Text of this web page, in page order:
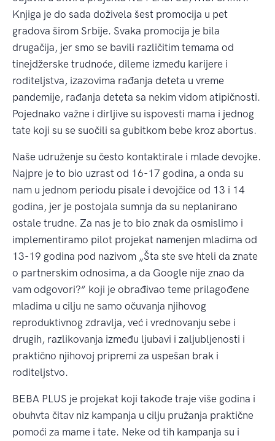
Knjiga je do sada doživela šest promocija u pet
gradova širom Srbije. Svaka promocija je bila
drugačija, jer smo se bavili različitim temama od
tinejdžerske trudnoće, dileme između karijere i
roditeljstva, izazovima rađanja deteta u vreme
pandemije, rađanja deteta sa nekim vidom atipičnosti.
Pojednako važne i dirljive su ispovesti mama i jednog
tate koji su se suočili sa gubitkom bebe kroz abortus.
Naše udruženje su često kontaktirale i mlade devojke.
Najpre je to bio uzrast od 16-17 godina, a onda su
nam u jednom periodu pisale i devojčice od 13 i 14
godina, jer je postojala sumnja da su neplanirano
ostale trudne. Za nas je to bio znak da osmislimo i
implementiramo pilot projekat namenjen mladima od
13-19 godina pod nazivom „Šta ste sve hteli da znate
o partnerskim odnosima, a da Google nije znao da
vam odgovori?“ koji je obrađivao teme prilagođene
mladima u cilju ne samo očuvanja njihovog
reproduktivnog zdravlja, već i vrednovanju sebe i
drugih, razlikovanja između ljubavi i zaljubljenosti i
praktično njihovoj pripremi za uspešan brak i
roditeljstvo.
BEBA PLUS je projekat koji takođe traje više godina i
obuhvta čitav niz kampanja u cilju pružanja praktične
pomoći za mame i tate. Neke od tih kampanja su i